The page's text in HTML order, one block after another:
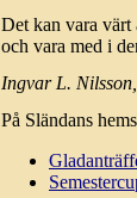
Det kan vara
och vara med i
Ingvar L.
På Sländans